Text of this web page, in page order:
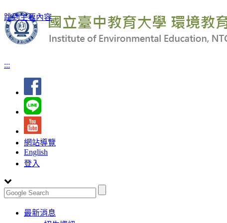
跳到主要內容
:::
網站導覽
English
登入
Toggle
navigation
最新消息